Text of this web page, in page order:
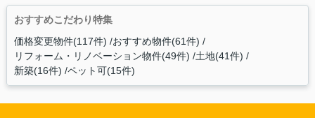
おすすめこだわり特集
価格変更物件(117件) おすすめ物件(61件)
リフォーム・リノベーション物件(49件) 土地(41件)
新築(16件) ペット可(15件)